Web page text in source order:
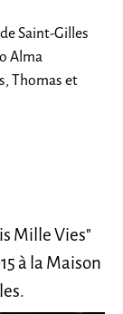
Saint-Gilles
Alma
Thomas et
Mille Vies"
à la Maison